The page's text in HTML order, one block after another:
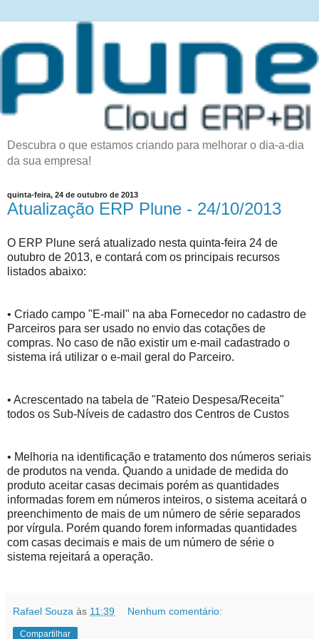
Descubra o que estamos criando para melhorar o dia-a-dia
da sua empresa!
quinta-feira, 24 de outubro de 2013
Atualização ERP Plune - 24/10/2013
O ERP Plune será atualizado nesta quinta-feira 24 de
outubro de 2013, e contará com os principais recursos
listados abaixo:
• Criado campo "E-mail" na aba Fornecedor no cadastro de
Parceiros para ser usado no envio das cotações de
compras. No caso de não existir um e-mail cadastrado o
sistema irá utilizar o e-mail geral do Parceiro.
• Acrescentado na tabela de "Rateio Despesa/Receita"
todos os Sub-Níveis de cadastro dos Centros de Custos
• Melhoria na identificação e tratamento dos números seriais
de produtos na venda. Quando a unidade de medida do
produto aceitar casas decimais porém as quantidades
informadas forem em números inteiros, o sistema aceitará o
preenchimento de mais de um número de série separados
por vírgula. Porém quando forem informadas quantidades
com casas decimais e mais de um número de série o
sistema rejeitará a operação.
Rafael Souza às 11:39 Nenhum comentário:
Compartilhar